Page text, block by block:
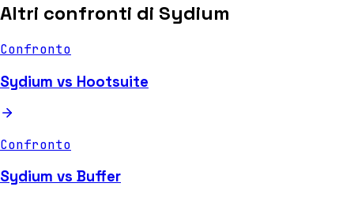
Altri confronti di Sydium
Confronto
Sydium vs Hootsuite
Confronto
Sydium vs Buffer